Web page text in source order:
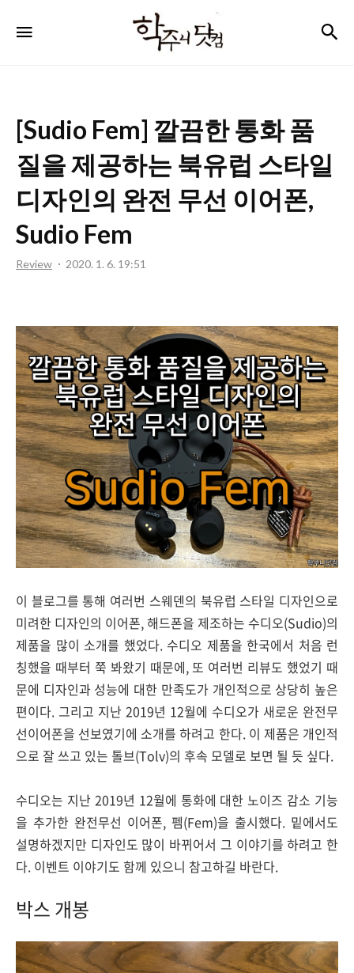
주
컴
[Sudio Fem] 깔끔한 통화 품
질을 제공하는 북유럽 스타일
디자인의 완전 무선 이어폰,
Sudio Fem
Review 2020. 1. 6. 19:51
이 블로그를 통해 여러번 스웨덴의 북유럽 스타일 디자인으로
미려한 디자인의 이어폰, 해드폰을 제조하는 수디오(Sudio)의
제품을 많이 소개를 했었다. 수디오 제품을 한국에서 처음 런
칭했을 때부터 쭉 봐왔기 때문에, 또 여러번 리뷰도 했었기 때
문에 디자인과 성능에 대한 만족도가 개인적으로 상당히 높은
편이다. 그리고 지난 2019년 12월에 수디오가 새로운 완전무
선이어폰을 선보였기에 소개를 하려고 한다. 이 제품은 개인적
으로 잘 쓰고 있는 톨브(Tolv)의 후속 모델로 보면 될 듯 싶다.
수디오는 지난 2019년 12월에 통화에 대한 노이즈 감소 기능
을 추가한 완전무선 이어폰, 펨(Fem)을 출시했다. 밑에서도
설명하겠지만 디자인도 많이 바뀌어서 그 이야기를 하려고 한
다. 이벤트 이야기도 함께 있으니 참고하길 바란다.
박스 개봉